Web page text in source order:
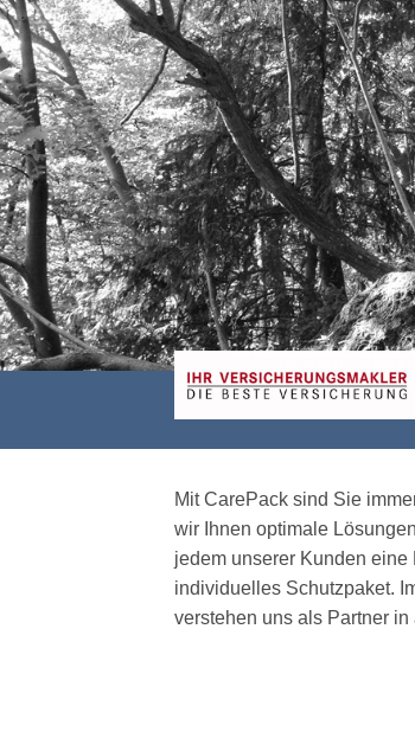
Mit CarePack sind Sie
wir Ihnen optimale
jedem unserer Kunden eine
individuelles Schutzpaket.
verstehen uns als Partner